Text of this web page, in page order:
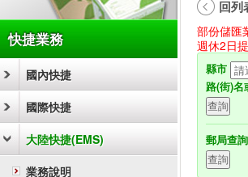
快捷業務
國內快捷
國際快捷
大陸快捷(EMS)
業務說明
回列
部份儲匯
週休2日
縣市
路(街)名
郵局查詢